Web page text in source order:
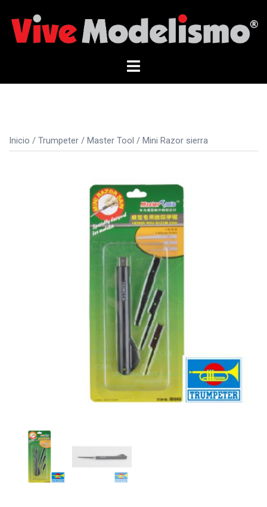
contenido
Alternar
Inicio / Trumpeter / Master Tool / Mini Razor sierra